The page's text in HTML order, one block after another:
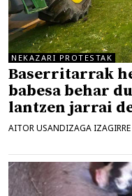
NEKAZARI PROTESTAK
Baserritarrak
babesa behar
lantzen jarrai
AITOR USANDIZAGA IZAGIRRE